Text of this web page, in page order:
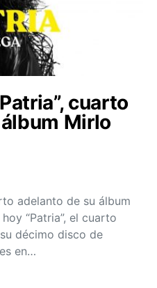
cuarto
Mirlo
adelanto de su álbum
“Patria”, el cuarto
su décimo disco de
en…